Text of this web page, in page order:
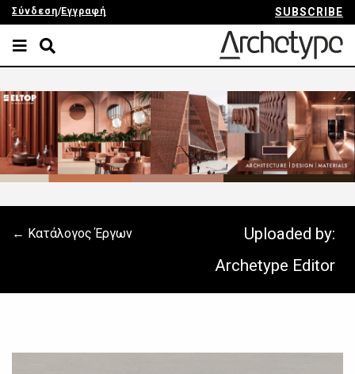
Σύνδεση/Εγγραφή SUBSCRIBE
← Κατάλογος Έργων
Uploaded by:
Archetype Editor